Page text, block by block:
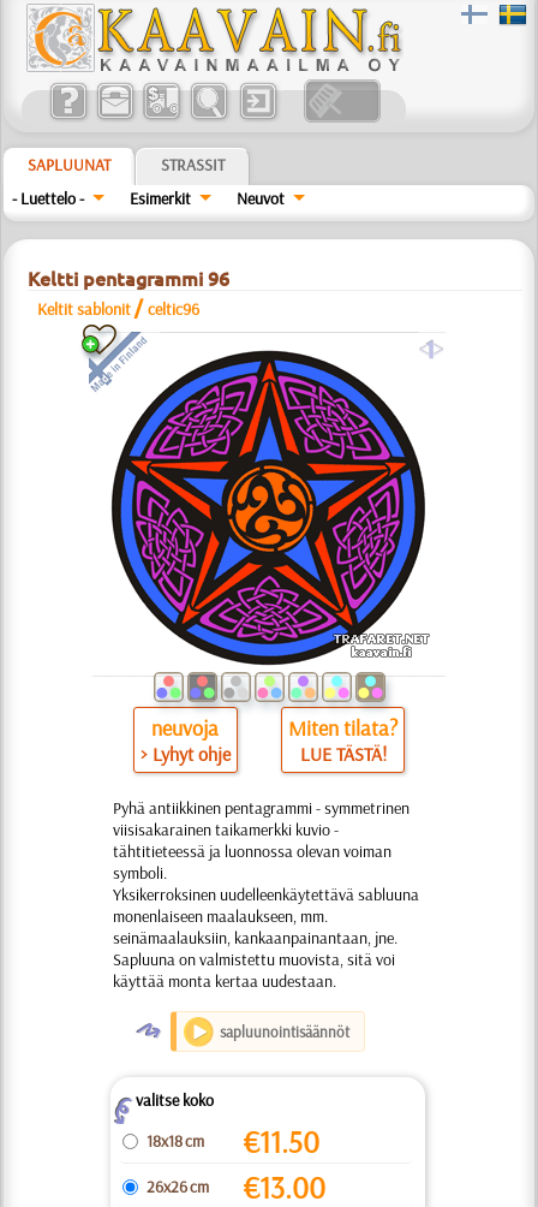
SAPLUUNAT
STRASSIT
- Luettelo -
Esimerkit Neuvot
Keltti pentagrammi 96
Keltit sablonit /celtic96
a
neuvoja
> Lyhyt ohje
Miten tilata?
LUE TÄSTÄ!
Pyhä antiikkinen pentagrammi - symmetrinen
viisisakarainen taikamerkki kuvio -
tähtitieteessä ja luonnossa olevan voiman
symboli.
Yksikerroksinen uudelleenkäytettävä sabluuna
monenlaiseen maalaukseen, mm.
seinämaalauksiin, kankaanpainantaan, jne.
Sapluuna on valmistettu muovista, sitä voi
käyttää monta kertaa uudestaan.
O sapluunointisäännöt
Zvalitse koko
18x18 cm
€11.50
26x26 cm €13.00